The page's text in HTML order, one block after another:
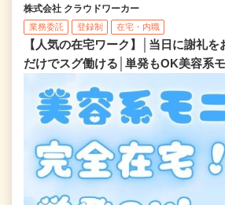
株式会社 クラウドワーカー
業務委託 登録制 在宅・内職
【人気の在宅ワーク】│当日に謝礼
だけでスグ働ける│単発もOK美容系